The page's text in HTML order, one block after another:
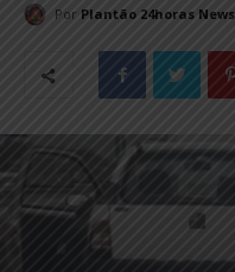
Por Plantão 24horas News